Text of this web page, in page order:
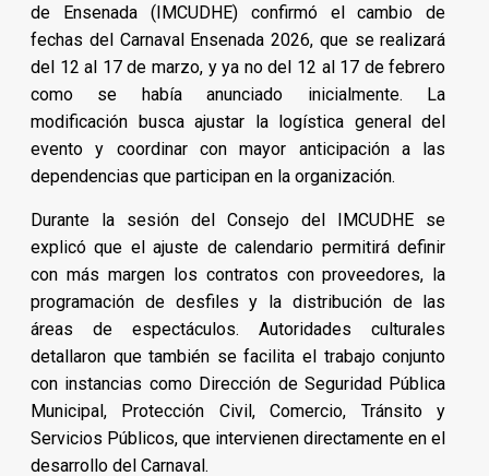
de Ensenada (IMCUDHE) confirmó el cambio de
fechas del Carnaval Ensenada 2026, que se realizará
del 12 al 17 de marzo, y ya no del 12 al 17 de febrero
como se había anunciado inicialmente. La
modificación busca ajustar la logística general del
evento y coordinar con mayor anticipación a las
dependencias que participan en la organización.
Durante la sesión del Consejo del IMCUDHE se
explicó que el ajuste de calendario permitirá definir
con más margen los contratos con proveedores, la
programación de desfiles y la distribución de las
áreas de espectáculos. Autoridades culturales
detallaron que también se facilita el trabajo conjunto
con instancias como Dirección de Seguridad Pública
Municipal, Protección Civil, Comercio, Tránsito y
Servicios Públicos, que intervienen directamente en el
desarrollo del Carnaval.